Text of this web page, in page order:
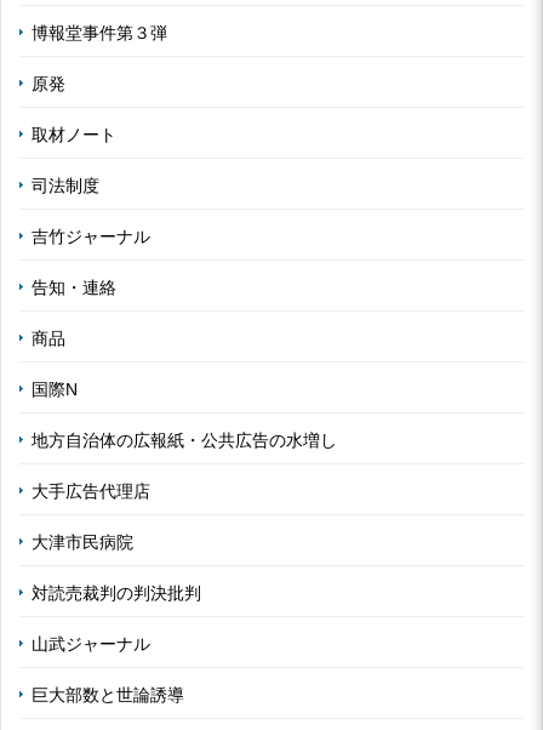
博報堂事件第３弾
原発
取材ノート
司法制度
吉竹ジャーナル
告知・連絡
商品
国際N
地方自治体の広報紙・公共広告の水増し
大手広告代理店
大津市民病院
対読売裁判の判決批判
山武ジャーナル
巨大部数と世論誘導